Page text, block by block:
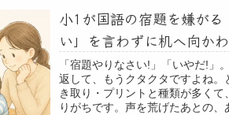
小1が国語の宿題を嫌が
い」を言わずに机へ向か
「宿題やりなさい!」「いやだ!」
返して、もうクタクタですよね
き取り・プリントと種類が多く
りがちです。声を荒げたあとの